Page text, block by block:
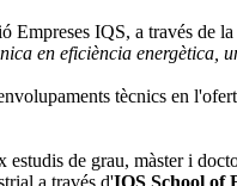
IQS, a través de
en eficiència energètica,
tècnics en
de grau, màster i
a través d'IQS School of